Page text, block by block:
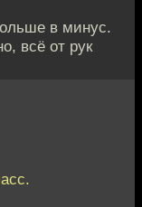
в минус.
всё от рук